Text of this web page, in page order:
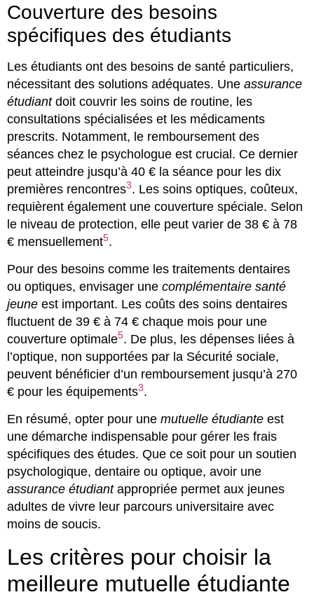
Couverture des besoins
spécifiques des étudiants
Les étudiants ont des besoins de santé particuliers,
nécessitant des solutions adéquates. Une assurance
étudiantdoit couvrir les soins de routine, les
consultations spécialisées et les médicaments
prescrits. Notamment, le remboursement des
séances chez le psychologue est crucial. Ce dernier
peut atteindre jusqu’à 40 € la séance pour les dix
premières rencontres3. Les soins optiques, coûteux,
requièrent également une couverture spéciale. Selon
le niveau de protection, elle peut varier de 38 € à 78
€ mensuellement5.
Pour des besoins comme les traitements dentaires
ou optiques, envisager une complémentaire santé
jeune est important. Les coûts des soins dentaires
fluctuent de 39 € à 74 € chaque mois pour une
couverture optimale5. De plus, les dépenses liées à
l’optique, non supportées par la Sécurité sociale,
peuvent bénéficier d’un remboursement jusqu’à 270
€ pour les équipements3.
En résumé, opter pour une mutuelle étudiante est
une démarche indispensable pour gérer les frais
spécifiques des études. Que ce soit pour un soutien
psychologique, dentaire ou optique, avoir une
assurance étudiantappropriée permet aux jeunes
adultes de vivre leur parcours universitaire avec
moins de soucis.
Les critères pour choisir la
meilleure mutuelle étudiante